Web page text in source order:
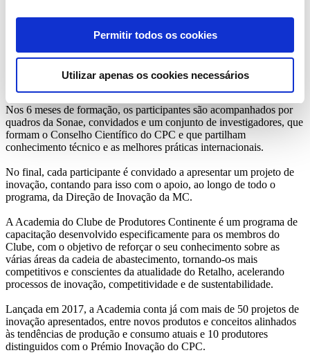
Permitir todos os cookies
Utilizar apenas os cookies necessários
Plataforma para o Crescimento Sustentável, Jorge Moreira da Silva,
que refletiu sobre “Os desafios do desenvolvimento sustentável, das
alterações climáticas e da biodiversidade”.
Nos 6 meses de formação, os participantes são acompanhados por
quadros da Sonae, convidados e um conjunto de investigadores, que
formam o Conselho Científico do CPC e que partilham
conhecimento técnico e as melhores práticas internacionais.
No final, cada participante é convidado a apresentar um projeto de
inovação, contando para isso com o apoio, ao longo de todo o
programa, da Direção de Inovação da MC.
A Academia do Clube de Produtores Continente é um programa de
capacitação desenvolvido especificamente para os membros do
Clube, com o objetivo de reforçar o seu conhecimento sobre as
várias áreas da cadeia de abastecimento, tornando-os mais
competitivos e conscientes da atualidade do Retalho, acelerando
processos de inovação, competitividade e de sustentabilidade.
Lançada em 2017, a Academia conta já com mais de 50 projetos de
inovação apresentados, entre novos produtos e conceitos alinhados
às tendências de produção e consumo atuais e 10 produtores
distinguidos com o Prémio Inovação do CPC.